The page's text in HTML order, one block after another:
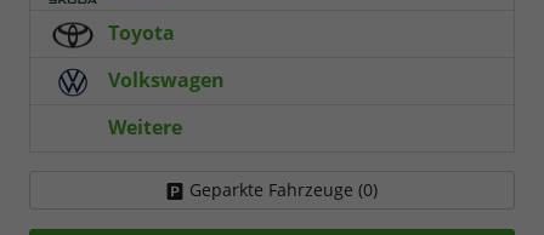
Toyota
Volkswagen
Weitere
Geparkte Fahrzeuge (0)